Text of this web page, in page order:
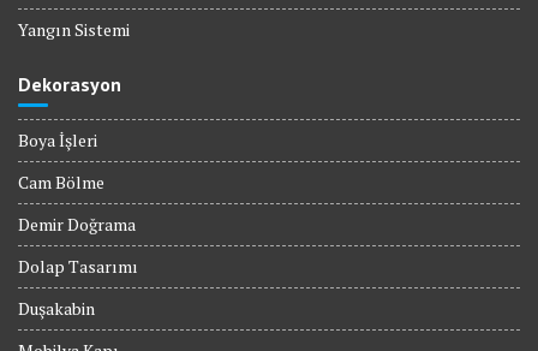
Yangın Sistemi
Dekorasyon
Boya İşleri
Cam Bölme
Demir Doğrama
Dolap Tasarımı
Duşakabin